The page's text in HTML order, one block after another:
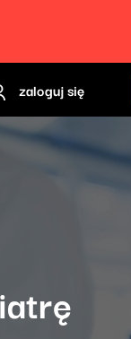
zaloguj się